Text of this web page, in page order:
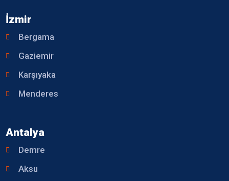
İzmir
Bergama
Gaziemir
Karşıyaka
Menderes
Antalya
Demre
Aksu